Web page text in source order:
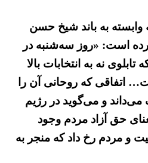
وابسته به باند شیخ حسن
است: «روز سه‌شنبه در
نه به انتخابات بالا
اتفاقی که روحانی آن را
و می‌گوید در رژیم
حق آزاد مردم وجود
و مردم رخ داد که منجر به